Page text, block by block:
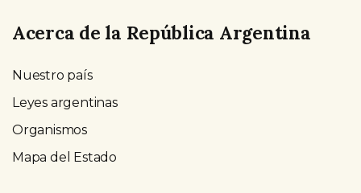
Acerca de la República Argentina
Nuestro país
Leyes argentinas
Organismos
Mapa del Estado